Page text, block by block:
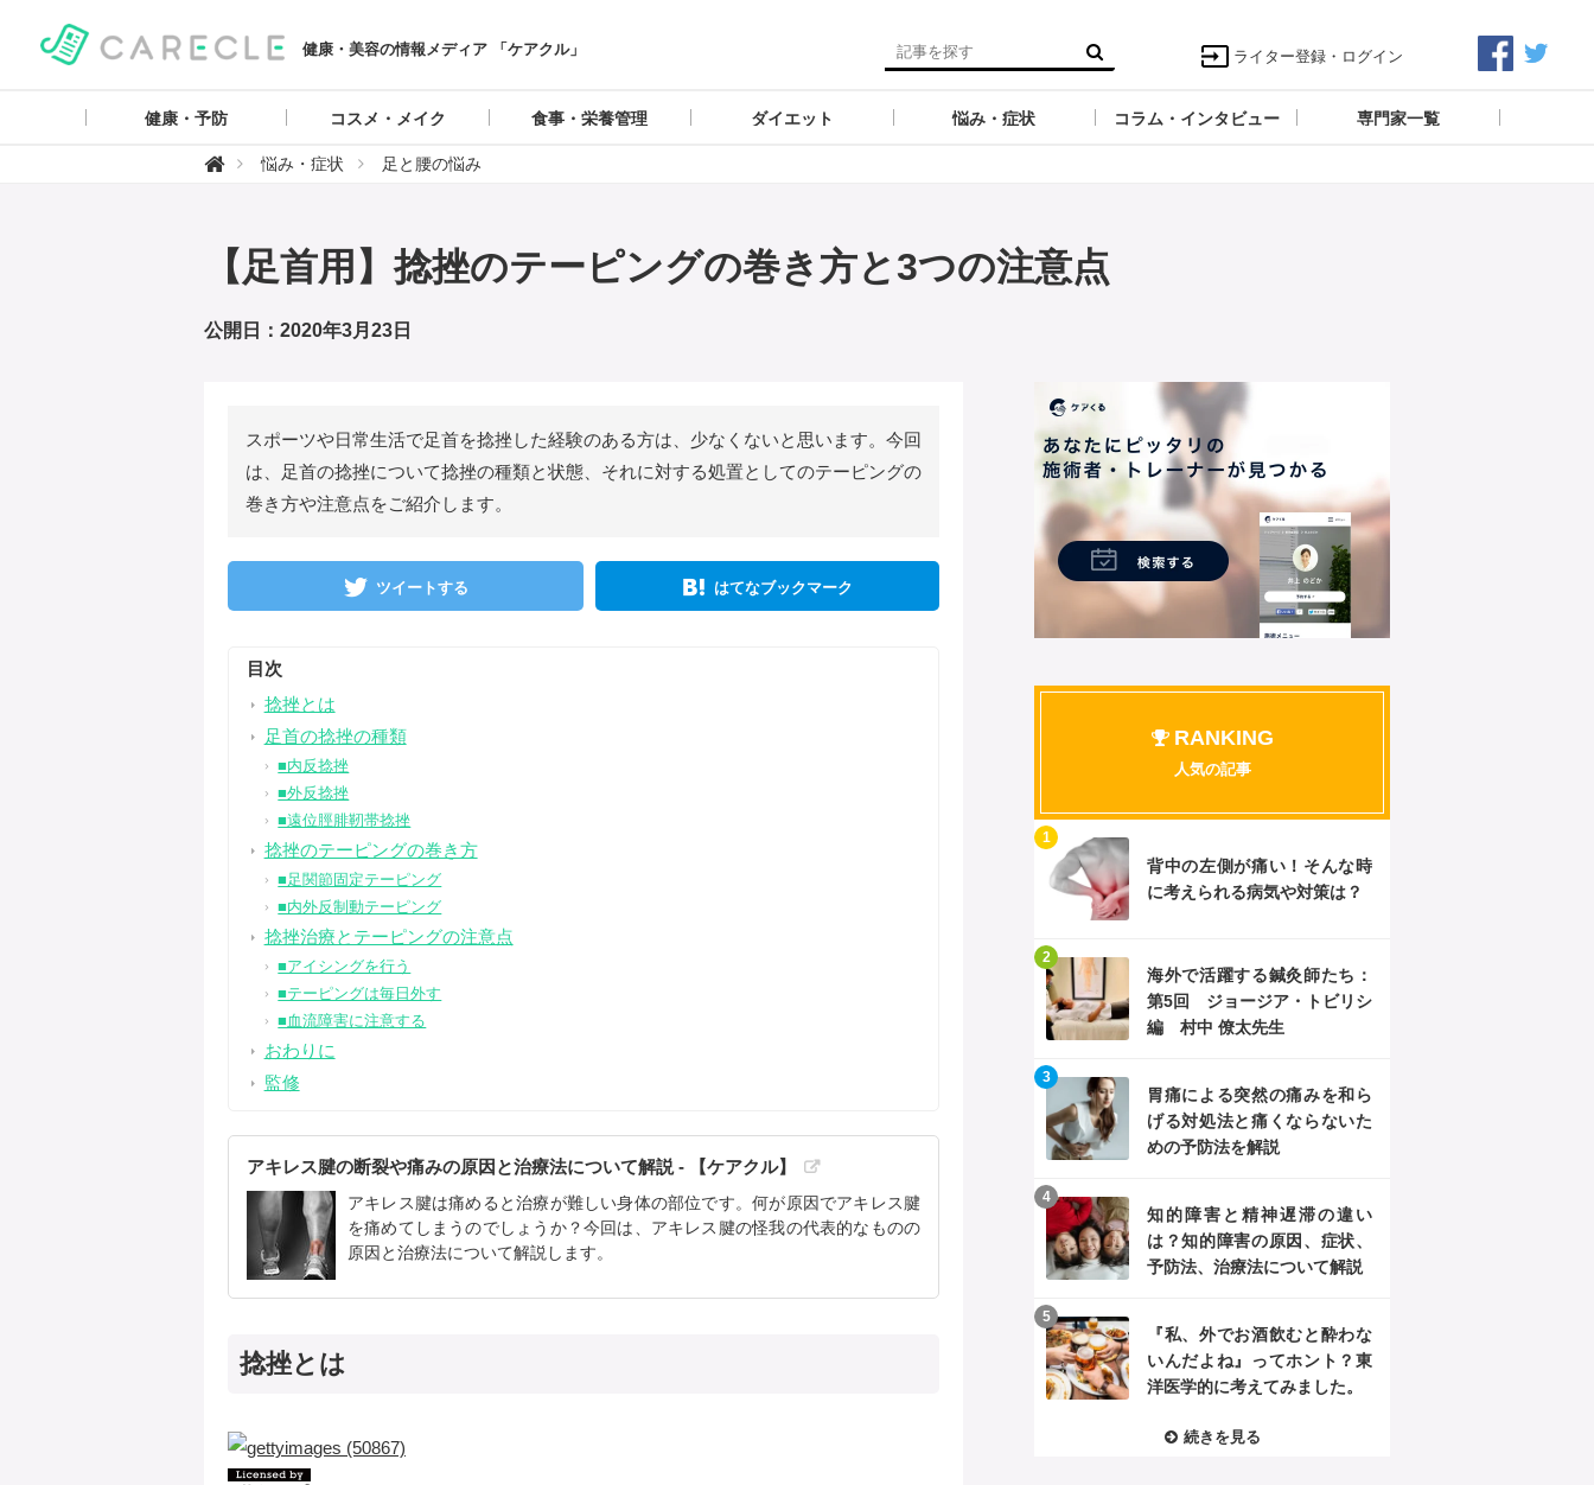
健康・美容の情報メディア 「ケアクル」 ライター登録・ログイン
健康・予防 コスメ・メイク 食事・栄養管理 ダイエット 悩み・症状 コラム・インタビュー 専門家一覧
【
】
悩み・症状 足と腰の悩み
【足首用】捻挫のテーピングの巻き方と3つの注意点
公開日：2020年3月23日
スポーツや日常生活で足首を捻挫した経験のある方は、少なくないと思います。今回
は、足首の捻挫について捻挫の種類と状態、それに対する処置としてのテーピングの
巻き方や注意点をご紹介します。
ツイートする はてなブックマーク
目次
捻挫とは
足首の捻挫の種類
■内反捻挫
■外反捻挫
■遠位脛腓靭帯捻挫
捻挫のテーピングの巻き方
■足関節固定テーピング
■内外反制動テーピング
捻挫治療とテーピングの注意点
■アイシングを行う
■テーピングは毎日外す
■血流障害に注意する
おわりに
監修
アキレス腱の断裂や痛みの原因と治療法について解説 - 【ケアクル】
アキレス腱は痛めると治療が難しい身体の部位です。何が原因でアキレス腱
を痛めてしまうのでしょうか？今回は、アキレス腱の怪我の代表的なものの
原因と治療法について解説します。
捻挫とは
RANKING
人気の記事
背中の左側が痛い！そんな時
に考えられる病気や対策は？
1
海外で活躍する鍼灸師たち：
第5回 ジョージア・トビリシ
編 村中 僚太先生
2
胃痛による突然の痛みを和ら
げる対処法と痛くならないた
めの予防法を解説
3
知的障害と精神遅滞の違い
は？知的障害の原因、症状、
予防法、治療法について解説
4
『私、外でお酒飲むと酔わな
いんだよね』ってホント？東
洋医学的に考えてみました。
5
続きを見る